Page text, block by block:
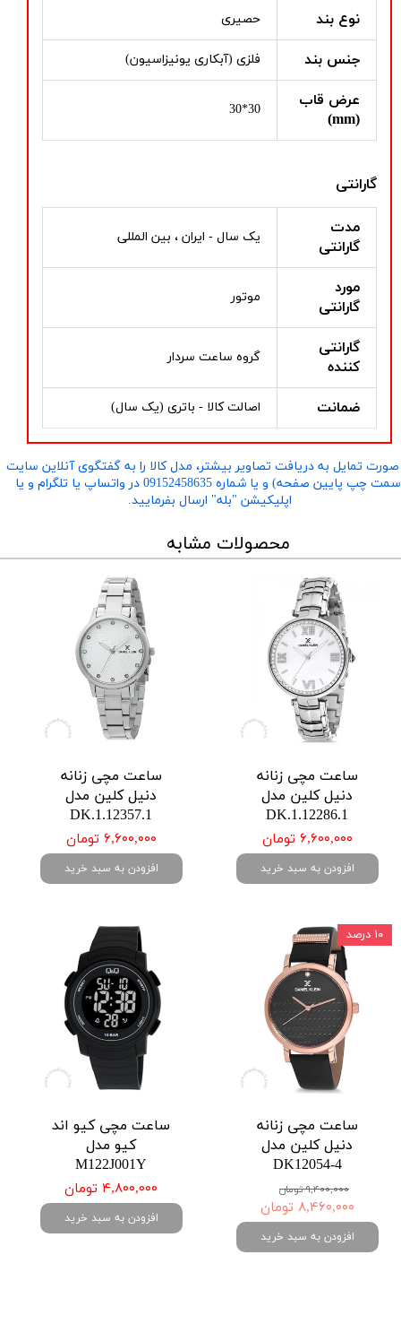
نوع بند حصیری
جنس بند فلزی (آبکاری یونیزاسیون)
عرض قاب
(mm)
30*30
گارانتی
مدت
گارانتی
یک سال - ایران ، بین المللی
مورد
گارانتی
موتور
گارانتی
کننده
گروه ساعت سردار
ضمانت اصالت کالا - باتری (یک سال)
تمایل به دریافت تصاویر بیشتر، مدل کالا را به گفتگوی آنلاین سایت
​​​​​​​(سمت چپ پایین صفحه) و یا شماره 09152458635 در واتساپ یا تلگرام و یا
اپلیکیشن "بله" ارسال بفرمایید.
محصولات مشابه
ساعت مچی زنانه
دنیل کلین مدل
DK.1.12286.1
۶,۶۰۰,۰۰۰ تومان
افزودن به سبد خرید
ساعت مچی زنانه
دنیل کلین مدل
DK.1.12357.1
۶,۶۰۰,۰۰۰ تومان
افزودن به سبد خرید
ساعت مچی زنانه
دنیل کلین مدل
DK12054-4
۹,۴۰۰,۰۰۰ تومان
۸,۴۶۰,۰۰۰ تومان
افزودن به سبد خرید
۱۰ درصد
ساعت مچی کیو اند
کیو مدل
M122J001Y
۴,۸۰۰,۰۰۰ تومان
افزودن به سبد خرید